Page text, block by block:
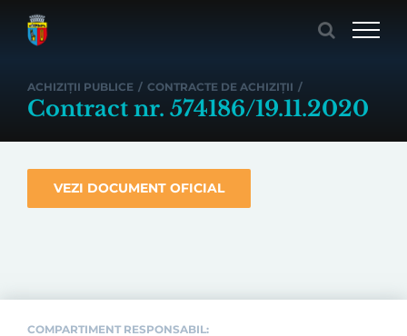
ACHIZIȚII PUBLICE / CONTRACTE DE ACHIZIȚII /
Contract nr. 574186/19.11.2020
VEZI DOCUMENT OFICIAL
COMPARTIMENT RESPONSABIL: